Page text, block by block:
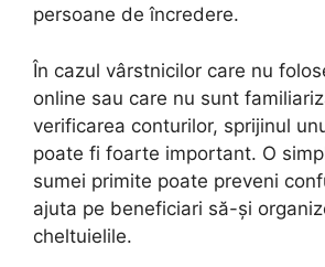
persoane de încredere.
În cazul vârstnicilor care nu
online sau care nu sunt
verificarea conturilor, sprijinul
poate fi foarte important. O
sumei primite poate preveni
ajuta pe beneficiari să-și
cheltuielile.